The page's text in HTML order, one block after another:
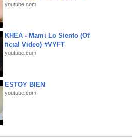
youtube.com
KHEA - Mami Lo Siento (Of
ficial Video) #VYFT
youtube.com
ESTOY BIEN
youtube.com